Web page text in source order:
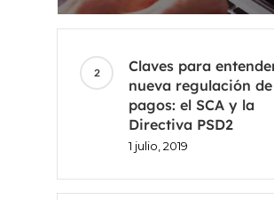
Claves para
nueva regulación de
pagos: el SCA y la
Directiva PSD2
1 julio, 2019